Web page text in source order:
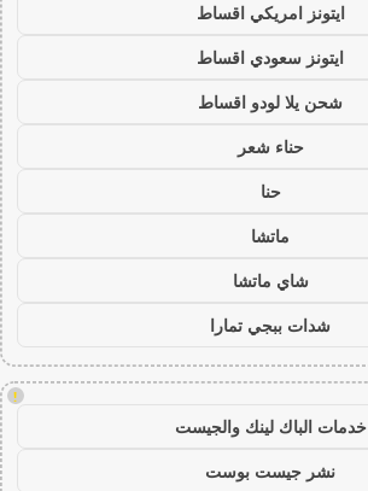
ايتونز امريكي اقساط
ايتونز سعودي اقساط
شحن يلا لودو اقساط
حناء شعر
حنا
ماتشا
شاي ماتشا
شدات ببجي تمارا
!
خدمات الباك لينك والجيست
نشر جيست بوست